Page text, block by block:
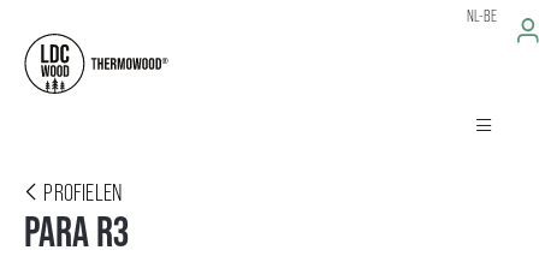
NL-BE
PROFIELEN
PARA R3